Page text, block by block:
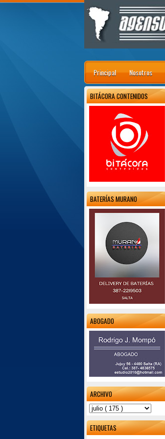
Principal Nosotros
BITÁCORA CONTENIDOS
BATERÍAS MURANO
ABOGADO
ARCHIVO
ETIQUETAS